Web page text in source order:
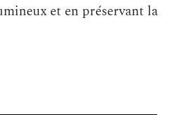
et en préservant la